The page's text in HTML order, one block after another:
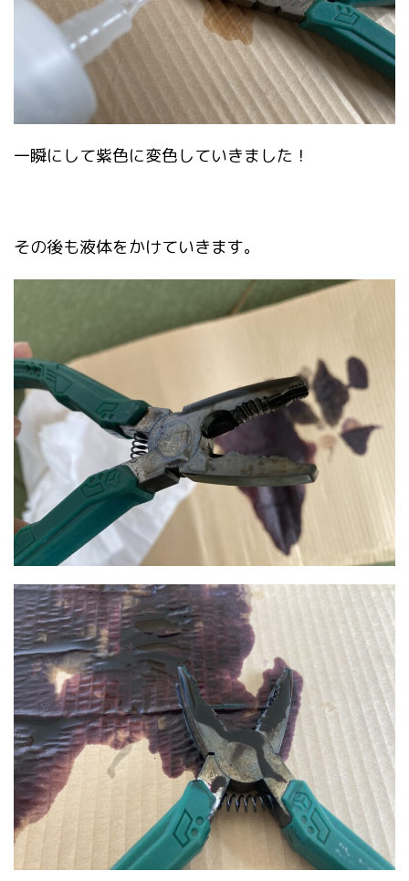
一瞬にして紫色に変色していきました！
その後も液体をかけていきます。